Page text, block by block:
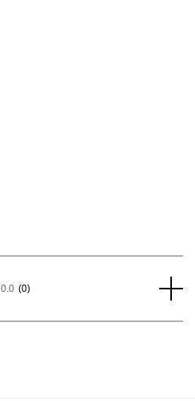
0.0 (0)